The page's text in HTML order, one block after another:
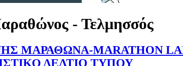
- Τελμησσός
ΜΑΡΑΘΩΝΑ-MARATHON
ΔΕΛΤΙΟ ΤΥΠΟΥ